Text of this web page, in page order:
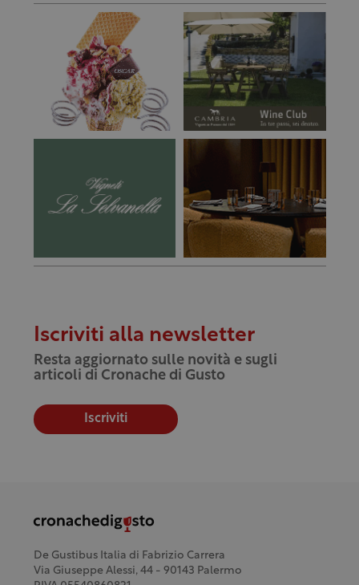
Iscriviti alla newsletter
Resta aggiornato sulle novità e sugli
articoli di Cronache di Gusto
Iscriviti
De Gustibus Italia di Fabrizio Carrera
Via Giuseppe Alessi, 44 - 90143 Palermo